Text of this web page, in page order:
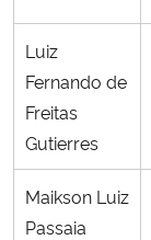
Luiz
Fernando de
Freitas
Gutierres
Maikson Luiz
Passaia